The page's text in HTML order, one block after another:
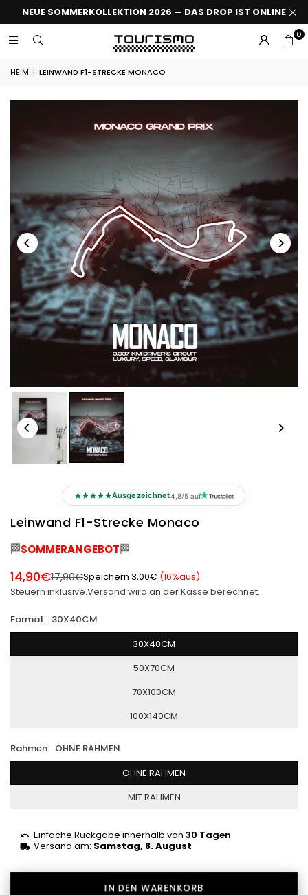
NEUE SOMMERKOLLEKTION 2026 — DAS DROP IST ONLINE
0
HEIM | LEINWAND F1-STRECKE MONACO
Ausgezeichnet4,8/5 auf
Leinwand F1-Strecke Monaco
🏁SOMMERANGEBOT🏁
Normaler
Preis
14,90€17,90€Speichern 3,00€ (16%aus)
Steuern inklusive.Versand wird an der Kasse berechnet.
Format: 30X40CM
30X40CM
50X70CM
70X100CM
100X140CM
Rahmen: OHNE RAHMEN
OHNE RAHMEN
MIT RAHMEN
Einfache Rückgabe innerhalb von 30 Tagen
Versand am: Samstag, 8. August
IN DEN WARENKORB